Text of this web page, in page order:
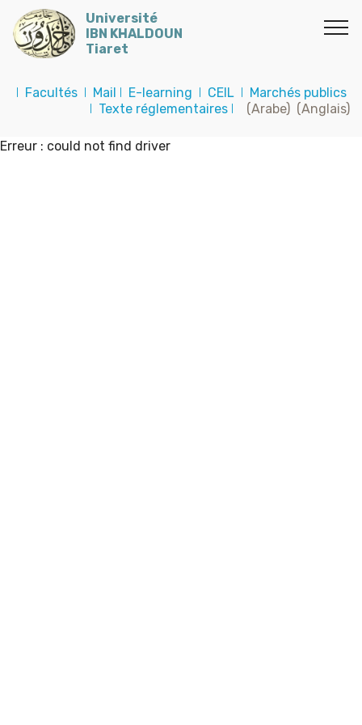
Université
IBN KHALDOUN
Tiaret
I Facultés I Mail I E-learning I CEIL I Marchés publics
I Texte réglementaires I (Arabe) (Anglais)
Erreur : could not find driver